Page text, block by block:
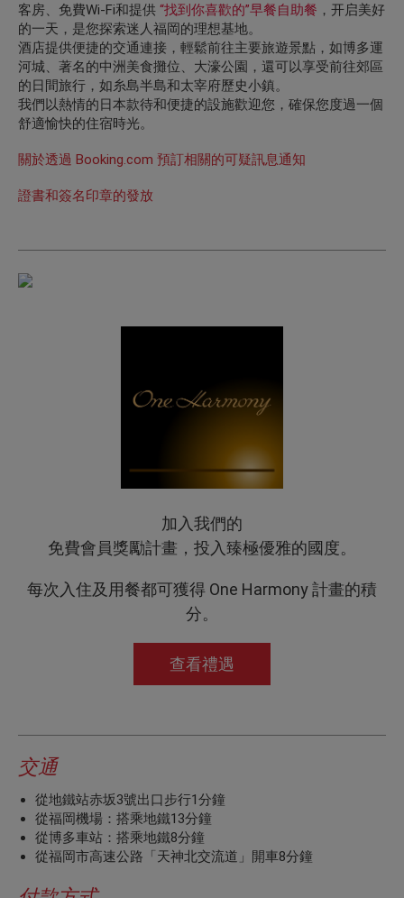
客房、免費Wi-Fi和提供 “找到你喜歡的”早餐自助餐 ，开启美好
的一天，是您探索迷人福岡的理想基地。
酒店提供便捷的交通連接，輕鬆前往主要旅遊景點，如博多運
河城、著名的中洲美食攤位、大濠公園，還可以享受前往郊區
的日間旅行，如糸島半島和太宰府歷史小鎮。
我們以熱情的日本款待和便捷的設施歡迎您，確保您度過一個
舒適愉快的住宿時光。
關於透過 Booking.com 預訂相關的可疑訊息通知
證書和簽名印章的發放
加入我們的
免費會員獎勵計畫，投入臻極優雅的國度。
每次入住及用餐都可獲得 One Harmony 計畫的積
分。
查看禮遇
交通
從地鐵站赤坂3號出口步行1分鐘
從福岡機場：搭乘地鐵13分鐘
從博多車站：搭乘地鐵8分鐘
從福岡市高速公路「天神北交流道」開車8分鐘